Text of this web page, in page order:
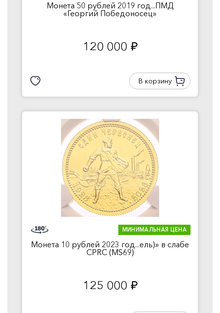
Монета 50 рублей 2019 год...ПМД
«Георгий Победоносец»
120 000 руб.
В корзину
МИНИМАЛЬНАЯ ЦЕНА
Монета 10 рублей 2023 год...ель)» в слабе
CPRC (MS69)
125 000 руб.